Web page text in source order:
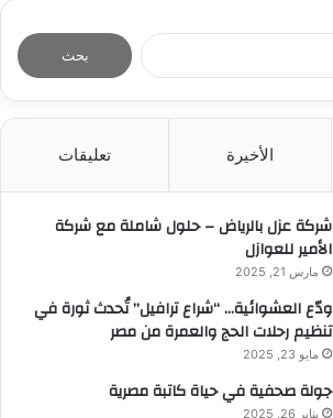
الأخيرة تعليقات
شركة عزل بالرياض – حلول شاملة مع شركة
الأمير للعوازل
مارس 21, 2025
ودّع العشوائية… “شراع ترافيل” تُحدث ثورة في
تنظيم رحلات الحج والعمرة من مصر
مايو 23, 2025
جولة صحفية في حياة كاتبة مصرية
يناير 26, 2025